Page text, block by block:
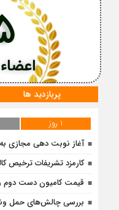
اعضاء Members
پربازدید ها
1 روز
آغاز نوبت دهی مجازی به
کارمزد تشریفات ترخیص کالا
قیمت کامیون دست دوم و
بررسی چالش‌های حمل